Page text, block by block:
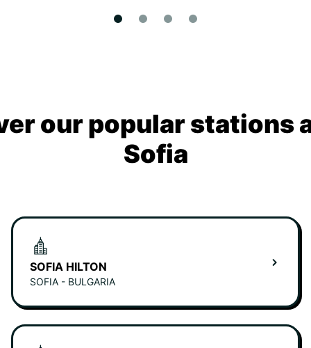
our popular stations
Sofia
SOFIA HILTON
SOFIA - BULGARIA